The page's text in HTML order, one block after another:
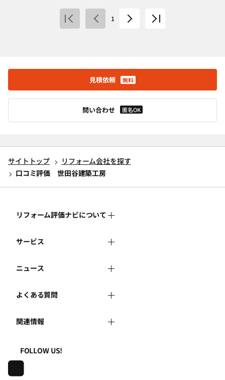
1
見積依頼 無料
問い合わせ 匿名OK
サイトトップ
リフォーム会社を探す
口コミ評価 世田谷建築工房
リフォーム評価ナビについて
リフォーム評価ナビとは
運営体制
はじめての方へ
事務局へのお問い合せ
地域の相談窓口のみなさまへ
サービス
リフォーム会社を探す
リフォーム事例を見る
リフォームを相談する
リフォームを学ぶ
ニュース
新着情報
講習会・セミナー
連携機関・企業・団体トピックス
よくある質問
よくある質問
利用規約
関連情報
一般財団法人住まいづくりナビセンター
株式会社日本建築住宅センター
FOLLOW US!